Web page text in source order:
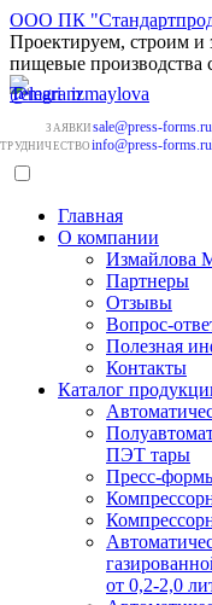
ООО ПК
Проектируем, строим и
пищевые производства
ЗАЯВКИ sale@press-forms.ru
info@press-forms.ru
Главная
О компании
Измайлова
Партнеры
Отзывы
Вопрос-
Полезная
Контакты
Каталог
ПЭТ тары
Пресс-
от 0,2-2,0